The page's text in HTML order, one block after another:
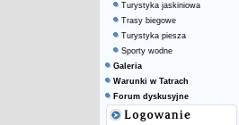
Turystyka jaskiniowa
Trasy biegowe
Turystyka piesza
Sporty wodne
Galeria
Warunki w Tatrach
Forum dyskusyjne